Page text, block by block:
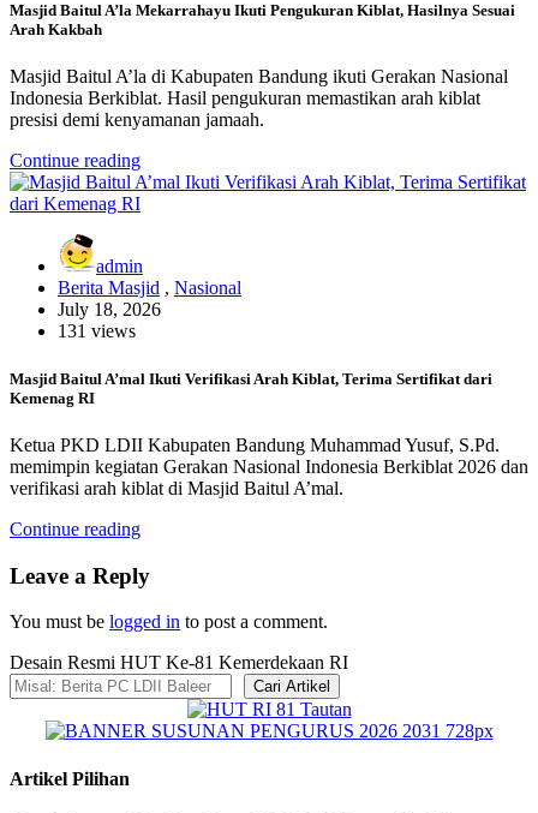
Masjid Baitul A’la Mekarrahayu Ikuti Pengukuran Kiblat, Hasilnya Sesuai
Arah Kakbah
Masjid Baitul A’la di Kabupaten Bandung ikuti Gerakan Nasional
Indonesia Berkiblat. Hasil pengukuran memastikan arah kiblat
presisi demi kenyamanan jamaah.
Continue reading
admin
Berita Masjid , Nasional
July 18, 2026
131 views
Masjid Baitul A’mal Ikuti Verifikasi Arah Kiblat, Terima Sertifikat dari
Kemenag RI
Ketua PKD LDII Kabupaten Bandung Muhammad Yusuf, S.Pd.
memimpin kegiatan Gerakan Nasional Indonesia Berkiblat 2026 dan
verifikasi arah kiblat di Masjid Baitul A’mal.
Continue reading
Leave a Reply
You must be logged in to post a comment.
Desain Resmi HUT Ke-81 Kemerdekaan RI
Cari Artikel
Artikel Pilihan